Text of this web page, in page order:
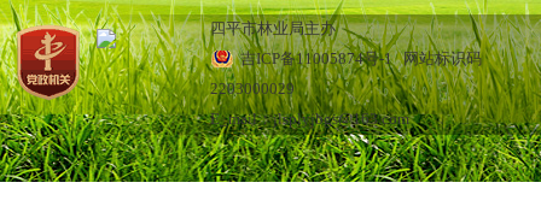
四平市林业局主办
吉ICP备11005874号-1网站标识码
2203000029
E_mail：jlsplyjbgs@163.com